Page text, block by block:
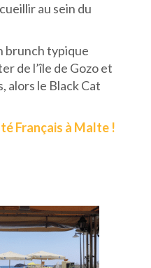
au sein du
brunch typique
de l’île de Gozo et
alors le Black Cat
Français à Malte !